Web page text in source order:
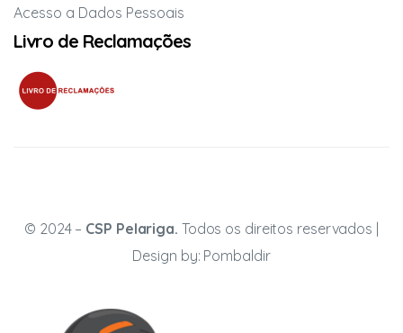
Acesso a Dados Pessoais
Livro de Reclamações
© 2024 – CSP Pelariga. Todos os direitos reservados |
Design by: Pombaldir